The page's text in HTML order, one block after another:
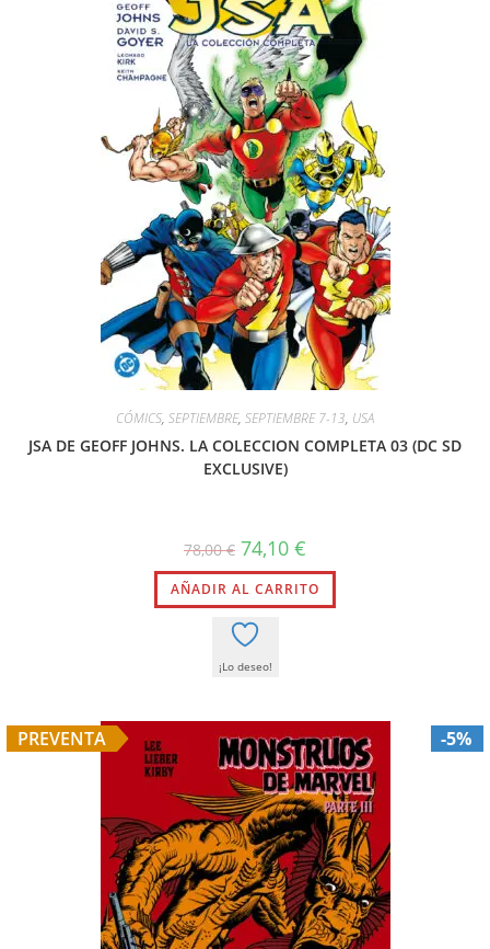
CÓMICS, SEPTIEMBRE, SEPTIEMBRE 7-13, USA
JSA DE GEOFF JOHNS. LA COLECCION COMPLETA 03 (DC SD
EXCLUSIVE)
78,00€ 74,10 €
AÑADIR AL CARRITO
¡Lo deseo!
PREVENTA -5%